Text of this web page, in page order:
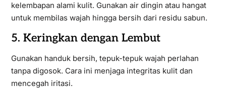
kelembapan alami kulit. Gunakan air dingin atau hangat
untuk membilas wajah hingga bersih dari residu sabun.
5. Keringkan dengan Lembut
Gunakan handuk bersih, tepuk-tepuk wajah perlahan
tanpa digosok. Cara ini menjaga integritas kulit dan
mencegah iritasi.